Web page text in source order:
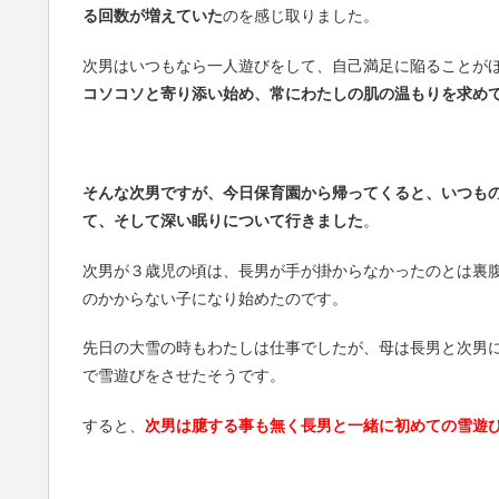
る回数が増えていたのを感じ取りました。
次男はいつもなら一人遊びをして、自己満足に陥ることが
コソコソと寄り添い始め、常にわたしの肌の温もりを求め
そんな次男ですが、今日保育園から帰ってくると、いつ
て、そして深い眠りについて行きました。
次男が３歳児の頃は、長男が手が掛からなかったのとは
のかからない子になり始めたのです。
先日の大雪の時もわたしは仕事でしたが、母は長男と次
で雪遊びをさせたそうです。
すると、 次男は臆する事も無く長男と一緒に初めての雪遊